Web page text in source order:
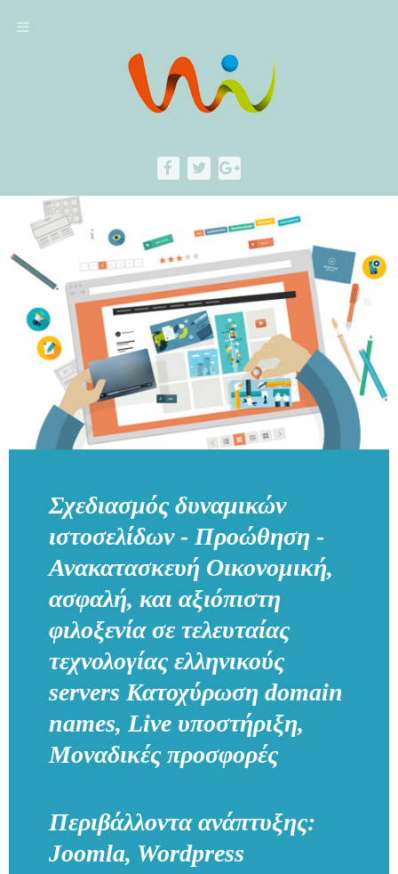
Σχεδιασμός δυναμικών
ιστοσελίδων - Προώθηση -
Ανακατασκευή Οικονομική,
ασφαλή, και αξιόπιστη
φιλοξενία σε τελευταίας
τεχνολογίας ελληνικούς
servers Κατοχύρωση domain
names, Live υποστήριξη,
Μοναδικές προσφορές
Περιβάλλοντα ανάπτυξης:
Joomla, Wordpress